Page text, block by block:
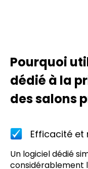
Pourquoi
dédié à la
des salons
Efficacité et
Un logiciel dédié
considérablement